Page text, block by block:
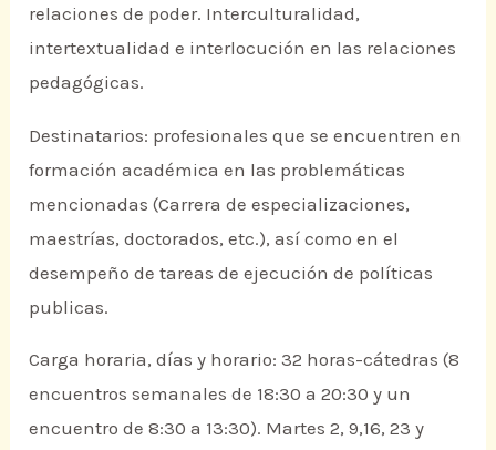
relaciones de poder. Interculturalidad,
intertextualidad e interlocución en las relaciones
pedagógicas.
Destinatarios: profesionales que se encuentren en
formación académica en las problemáticas
mencionadas (Carrera de especializaciones,
maestrías, doctorados, etc.), así como en el
desempeño de tareas de ejecución de políticas
publicas.
Carga horaria, días y horario: 32 horas-cátedras (8
encuentros semanales de 18:30 a 20:30 y un
encuentro de 8:30 a 13:30). Martes 2, 9,16, 23 y